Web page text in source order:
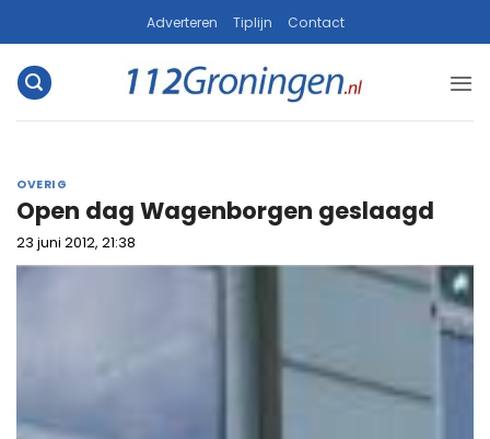
naar
inhoud
Adverteren Tiplijn Contact
OVERIG
Open dag Wagenborgen geslaagd
23 juni 2012, 21:38